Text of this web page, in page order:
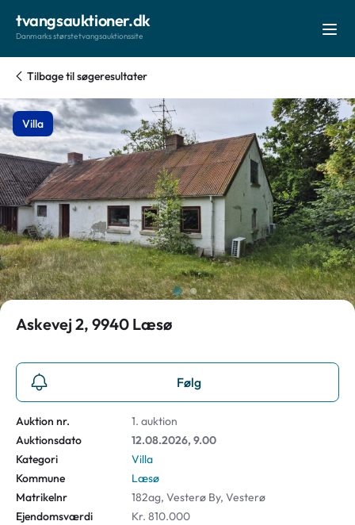
tvangsauktioner.dk
Danmarks største tvangsauktionssite
Tilbage til søgeresultater
Villa
Auktion nr.
1. auktion
Auktionsdato
12.08.2026, 9.00
Kategori
Villa
Kommune
Læsø
Matrikelnr
182ag, Vesterø By, Vesterø
Ejendomsværdi
Kr. 810.000
Askevej 2, 9940 Læsø
Følg